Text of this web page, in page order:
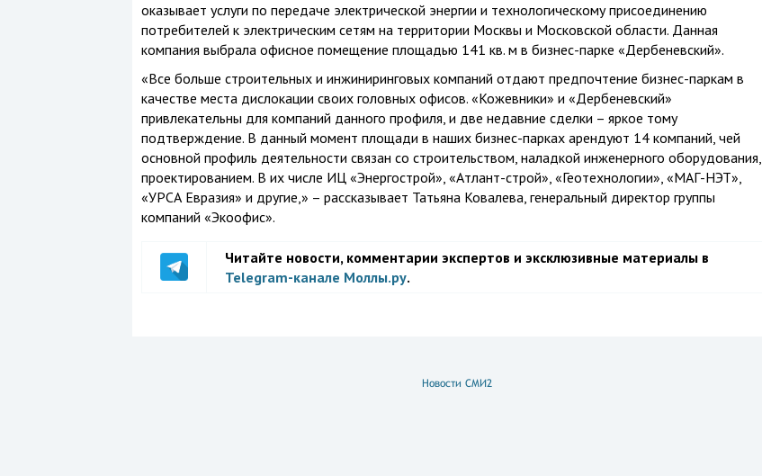
оказывает услуги по передаче электрической энергии и технологическому присоединению
потребителей к электрическим сетям на территории Москвы и Московской области. Данная
компания выбрала офисное помещение площадью 141 кв. м в бизнес-парке «Дербеневский».
«Все больше строительных и инжиниринговых компаний отдают предпочтение бизнес-паркам в
качестве места дислокации своих головных офисов. «Кожевники» и «Дербеневский»
привлекательны для компаний данного профиля, и две недавние сделки – яркое тому
подтверждение. В данный момент площади в наших бизнес-парках арендуют 14 компаний, чей
основной профиль деятельности связан со строительством, наладкой инженерного оборудования,
проектированием. В их числе ИЦ «Энергострой», «Атлант-строй», «Геотехнологии», «МАГ-НЭТ»,
«УРСА Евразия» и другие,» – рассказывает Татьяна Ковалева, генеральный директор группы
компаний «Экоофис».
Читайте новости, комментарии экспертов и эксклюзивные материалы в
Telegram-канале Моллы.ру.
Новости СМИ2